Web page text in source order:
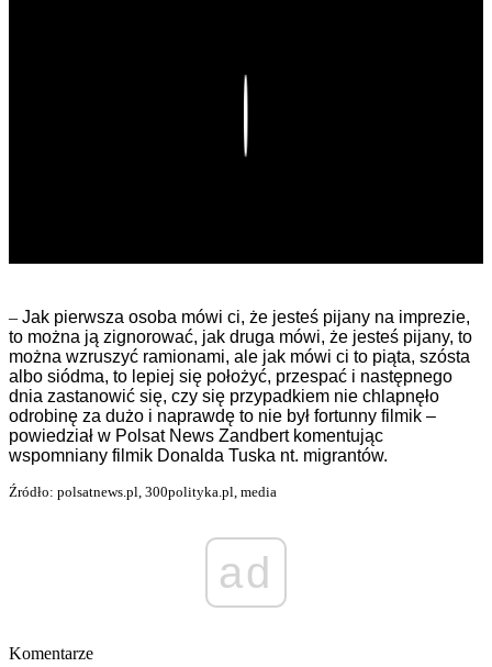
– Jak pierwsza osoba mówi ci, że jesteś pijany na imprezie,
to można ją zignorować, jak druga mówi, że jesteś pijany, to
można wzruszyć ramionami, ale jak mówi ci to piąta, szósta
albo siódma, to lepiej się położyć, przespać i następnego
dnia zastanowić się, czy się przypadkiem nie chlapnęło
odrobinę za dużo i naprawdę to nie był fortunny filmik –
powiedział w Polsat News Zandbert komentując
wspomniany filmik Donalda Tuska nt. migrantów.
Źródło: polsatnews.pl, 300polityka.pl, media
ad
Komentarze